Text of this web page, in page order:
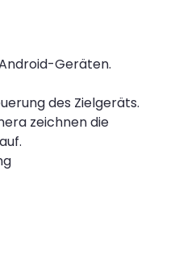
Geräten.
des Zielgeräts.
zeichnen die